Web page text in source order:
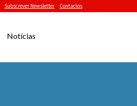
Subscrever Newsletter Contactos
Notícias